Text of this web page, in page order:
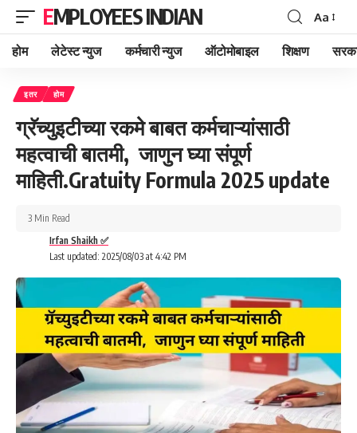
EMPLOYEES INDIAN
Font
Resizer
Aa
होम लेटेस्ट न्युज कर्मचारी न्युज ऑटोमोबाइल शिक्षण
इतर होम
ग्रॅच्युइटीच्या रकमे बाबत कर्मचाऱ्यांसाठी
महत्वाची बातमी, जाणुन घ्या संपूर्ण
माहिती.Gratuity Formula 2025 update
Last updated: 2025/08/03 at 4:42 PM
Irfan Shaikh ✅
3 Min Read